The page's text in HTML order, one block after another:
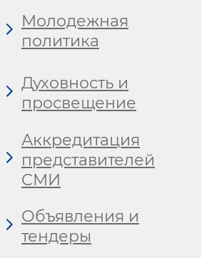
Молодежная
политика
Духовность и
просвещение
Аккредитация
представителей
СМИ
Объявления и
тендеры